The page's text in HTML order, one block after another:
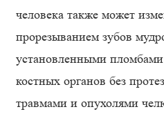
человека также может
прорезыванием зубов
установленными
костных органов без
травмами и опухолями